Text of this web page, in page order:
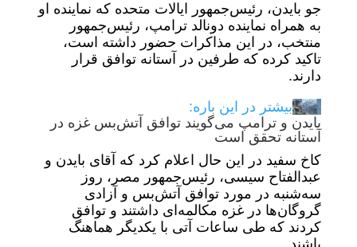
جو بایدن، رئیس‌جمهور ایالات متحده که نماینده او
به همراه نماینده دونالد ترامپ، رئیس‌جمهور
منتخب، در این مذاکرات حضور داشته است،
تاکید کرده که طرفین در آستانه توافق قرار
دارند.
بیشتر در این باره:
بایدن و ترامپ می‌گویند توافق آتش‌بس غزه در
آستانه تحقق است
کاخ سفید در این حال اعلام کرد که آقای بایدن و
عبدالفتاح سیسی، رئیس‌جمهور مصر، روز
سه‌شنبه در مورد توافق آتش‌بس و آزادی
گروگان‌ها در غزه مکالمه‌ای داشتند و توافق
کردند که طی ساعات آتی با یکدیگر هماهنگ
باشند.